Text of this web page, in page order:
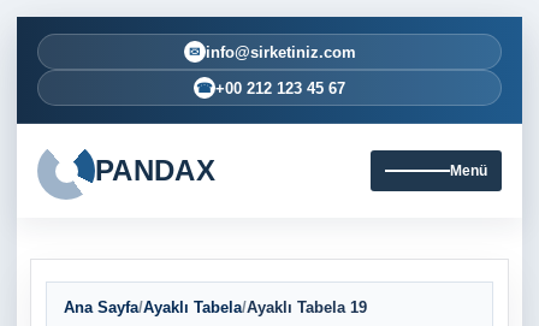
✉ info@sirketiniz.com
☎+00 212 123 45 67
PANDAX Menü
Ana Sayfa/Ayaklı Tabela/Ayaklı Tabela 19